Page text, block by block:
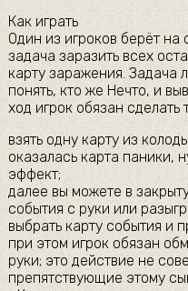
Как играть
Один из игроков берёт на
задача заразить всех
карту заражения. Задача
понять, кто же Нечто, и
ход игрок обязан сделать
взять одну карту из
оказалась карта паники,
эффект;
далее вы можете в
события с руки или
выбрать карту события и
при этом игрок обязан
руки; это действие не
препятствующие этому